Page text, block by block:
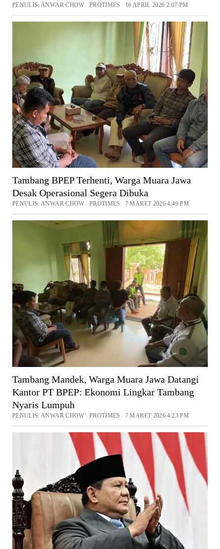
PENULIS: ANWAR CHOW PROTIMES 16 APRIL 2026 2:07 PM
Tambang BPEP Terhenti, Warga Muara Jawa
Desak Operasional Segera Dibuka
PENULIS: ANWAR CHOW PROTIMES 7 MARET 2026 4:49 PM
Tambang Mandek, Warga Muara Jawa Datangi
Kantor PT BPEP: Ekonomi Lingkar Tambang
Nyaris Lumpuh
PENULIS: ANWAR CHOW PROTIMES 7 MARET 2026 4:23 PM